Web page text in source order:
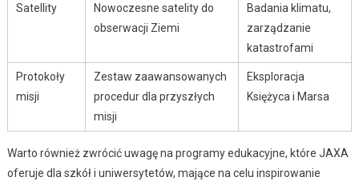
Satellity
Nowoczesne satelity do
obserwacji Ziemi
Badania klimatu,
zarządzanie
katastrofami
Protokoły
misji
Zestaw zaawansowanych
procedur dla przyszłych
misji
Eksploracja
Księżyca i Marsa
Warto również zwrócić uwagę na programy edukacyjne, które JAXA
oferuje dla szkół i uniwersytetów, mające na celu inspirowanie